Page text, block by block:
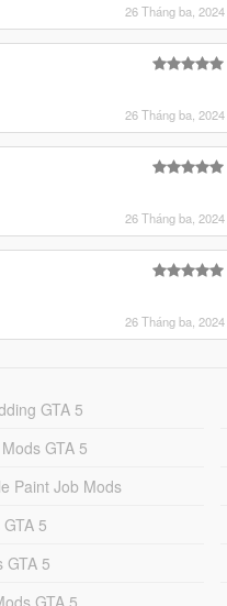
26 Tháng ba, 2024
26 Tháng ba, 2024
26 Tháng ba, 2024
26 Tháng ba, 2024
GTA 5
GTA 5
Paint Job Mods
5
GTA 5
GTA 5